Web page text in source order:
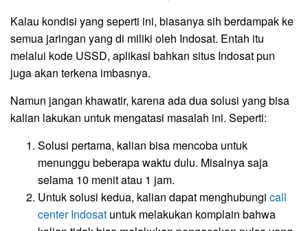
Kalau kondisi yang seperti ini, biasanya sih berdampak ke
semua jaringan yang di miliki oleh Indosat. Entah itu
melalui kode USSD, aplikasi bahkan situs Indosat pun
juga akan terkena imbasnya.
Namun jangan khawatir, karena ada dua solusi yang bisa
kalian lakukan untuk mengatasi masalah ini. Seperti:
Solusi pertama, kalian bisa mencoba untuk
menunggu beberapa waktu dulu. Misalnya saja
selama 10 menit atau 1 jam.
Untuk solusi kedua, kalian dapat menghubungi call
center Indosat untuk melakukan komplain bahwa